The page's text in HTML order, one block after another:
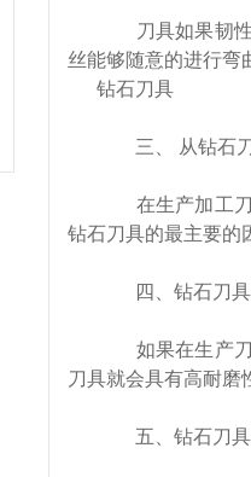
刀具如果韧性
丝能够随意的进行弯
钻石刀具
三、 从钻石刀
在生产加工刀
钻石刀具的最主要的
四、钻石刀具
如果在生产刀
刀具就会具有高耐磨
五、钻石刀具